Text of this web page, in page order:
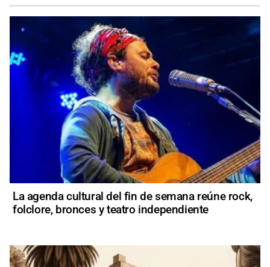
La agenda cultural del fin de semana reúne rock,
folclore, bronces y teatro independiente